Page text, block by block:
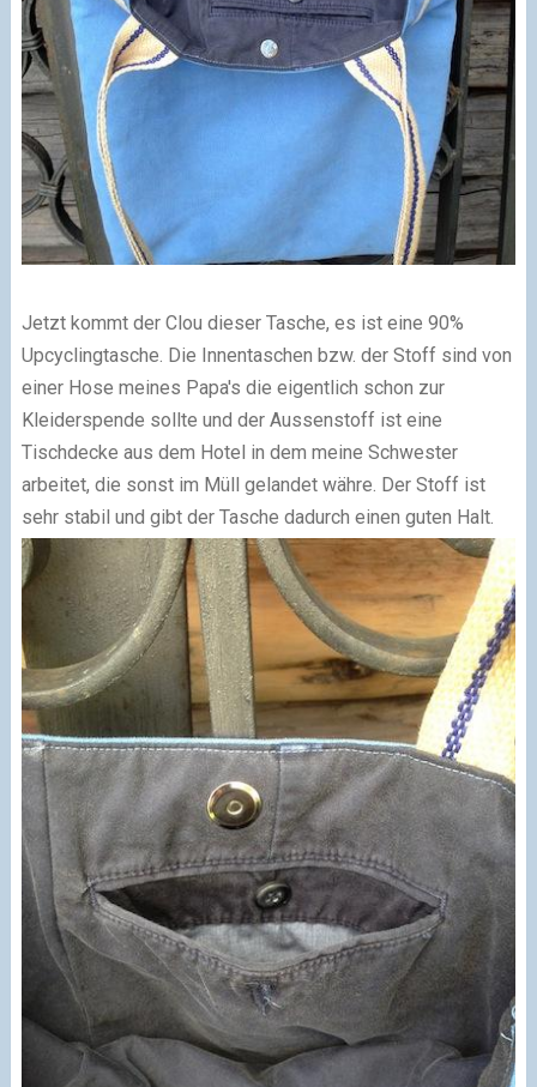
Jetzt kommt der Clou dieser Tasche, es ist eine 90%
Upcyclingtasche. Die Innentaschen bzw. der Stoff sind von
einer Hose meines Papa's die eigentlich schon zur
Kleiderspende sollte und der Aussenstoff ist eine
Tischdecke aus dem Hotel in dem meine Schwester
arbeitet, die sonst im Müll gelandet währe. Der Stoff ist
sehr stabil und gibt der Tasche dadurch einen guten Halt.